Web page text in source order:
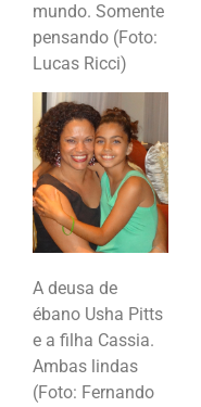
mundo. Somente
pensando (Foto:
Lucas Ricci)
A deusa de
ébano Usha Pitts
e a filha Cassia.
Ambas lindas
(Foto: Fernando